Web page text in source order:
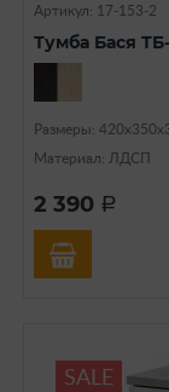
Артикул: 17-153-2
Тумба Бася
Размеры:
Материал: ЛДСП
2 390 a
SALE